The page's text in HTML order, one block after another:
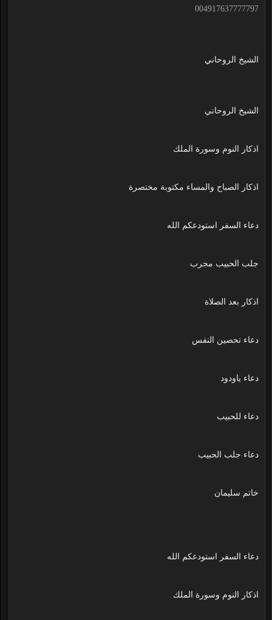
004917637777797
الشيخ الروحاني
الشيخ الروحاني
اذكار النوم وسورة الملك
اذكار الصباح والمساء مكتوبة مختصرة
دعاء السفر استودعكم الله
جلب الحبيب مجرب
اذكار بعد الصلاة
دعاء تحصين النفس
دعاء ياودود
دعاء للحبيب
دعاء جلب الحبيب
خاتم سليمان
دعاء السفر استودعكم الله
اذكار النوم وسورة الملك